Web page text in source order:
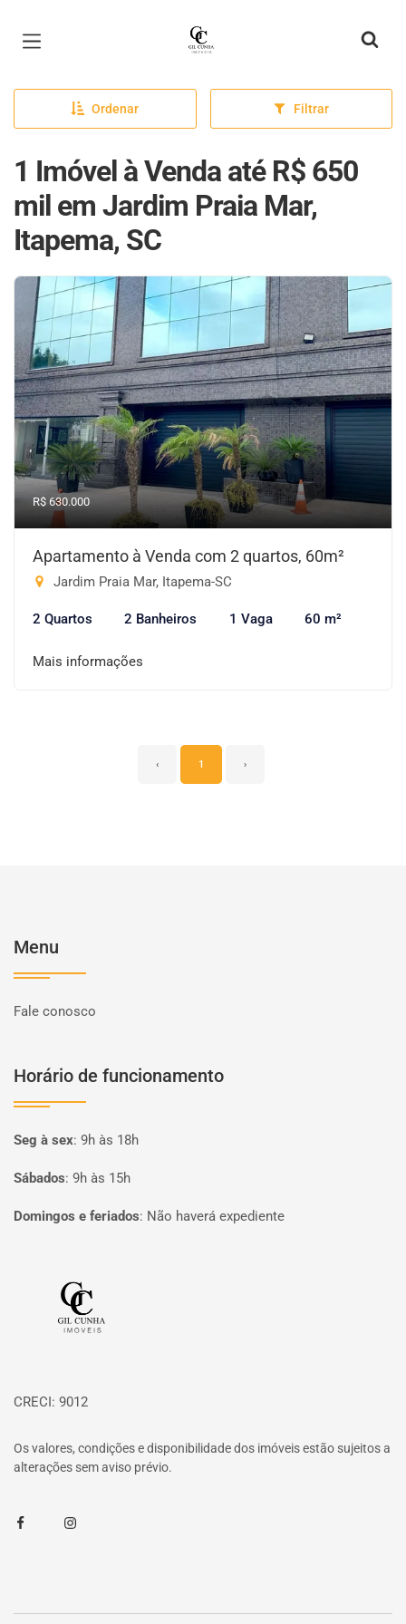
Página inicial
Ordenar Filtrar
1 Imóvel à Venda até R$ 650
mil em Jardim Praia Mar,
Itapema, SC
R$ 630.000
Apartamento à Venda com 2 quartos, 60m²
Jardim Praia Mar, Itapema-SC
2 Quartos 2 Banheiros 1 Vaga 60 m²
Mais informações
‹ 1 ›
Menu
Fale conosco
Horário de funcionamento
Seg à sex: 9h às 18h
Sábados: 9h às 15h
Domingos e feriados: Não haverá expediente
CRECI: 9012
Os valores, condições e disponibilidade dos imóveis estão sujeitos a
alterações sem aviso prévio.
FacebookInstagram